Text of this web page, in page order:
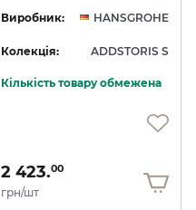
Виробник: HANSGROHE
Колекція: ADDSTORIS S
Кількість товару обмежена
2 423.00
грн/шт